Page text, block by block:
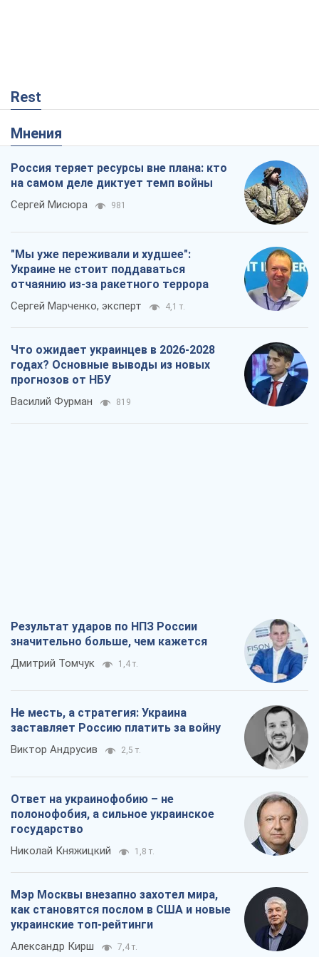
Rest
Мнения
Россия теряет ресурсы вне плана: кто
на самом деле диктует темп войны
Сергей Мисюра 981
"Мы уже переживали и худшее":
Украине не стоит поддаваться
отчаянию из-за ракетного террора
Сергей Марченко, эксперт 4,1 т.
Что ожидает украинцев в 2026-2028
годах? Основные выводы из новых
прогнозов от НБУ
Василий Фурман 819
Результат ударов по НПЗ России
значительно больше, чем кажется
Дмитрий Томчук 1,4 т.
Не месть, а стратегия: Украина
заставляет Россию платить за войну
Виктор Андрусив 2,5 т.
Ответ на украинофобию – не
полонофобия, а сильное украинское
государство
Николай Княжицкий 1,8 т.
Мэр Москвы внезапно захотел мира,
как становятся послом в США и новые
украинские топ-рейтинги
Александр Кирш 7,4 т.